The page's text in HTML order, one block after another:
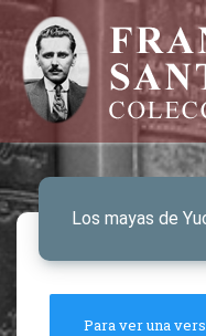
Los mayas de
Para ver una